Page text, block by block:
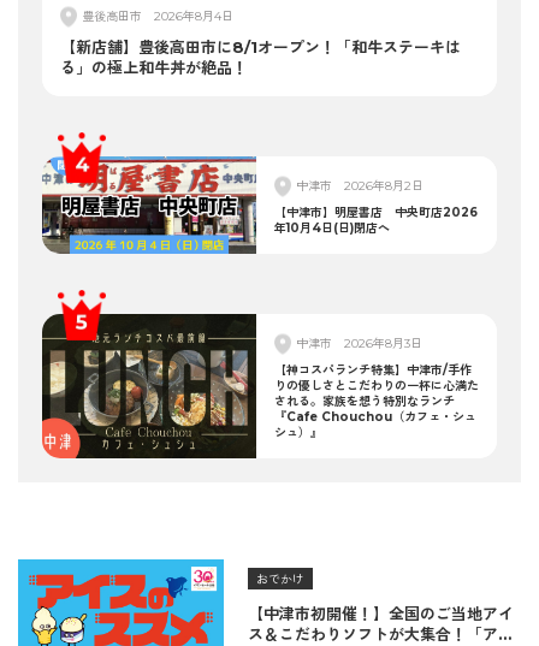
豊後高田市 2026年8月4日
【新店舗】豊後高田市に8/1オープン！「和牛ステーキは
る」の極上和牛丼が絶品！
中津市
2026年8月2日
【中津市】明屋書店 中央町店2026
年10月4日(日)閉店へ
中津市
2026年8月3日
【神コスパランチ特集】中津市/手作
りの優しさとこだわりの一杯に心満た
される。家族を想う特別なランチ
『Cafe Chouchou（カフェ・シュ
シュ）』
おでかけ
【中津市初開催！】全国のご当地アイ
ス＆こだわりソフトが大集合！「アイ